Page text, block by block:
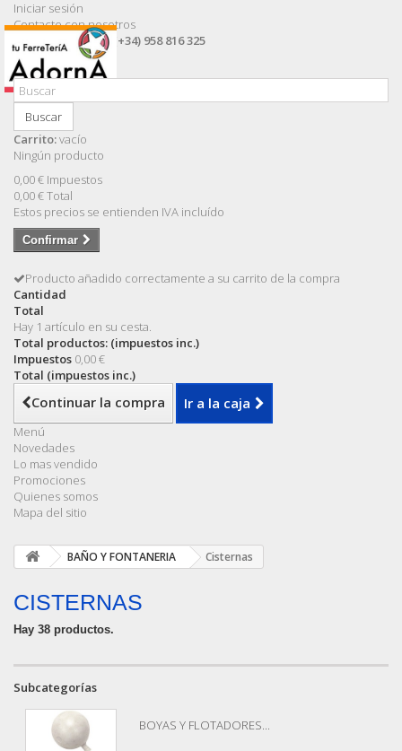
Iniciar sesión
Contacte con nosotros
Llámanos ahora: (+34) 958 816 325
Buscar
Carrito:vacío
Ningún producto
0,00 € Impuestos
0,00 €Total
Estos precios se entienden IVA incluído
Confirmar
Producto añadido correctamente a su carrito de la compra
Cantidad
Total
Hay 1 artículo en su cesta.
Total productos: (impuestos inc.)
Impuestos 0,00 €
Total (impuestos inc.)
Continuar la compra Ir a la caja
Menú
Novedades
Lo mas vendido
Promociones
Quienes somos
Mapa del sitio
BAÑO Y FONTANERIA Cisternas
CISTERNAS
Hay 38 productos.
Subcategorías
BOYAS Y FLOTADORES...